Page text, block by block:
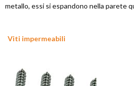
metallo, essi si espandono nella parete
Viti impermeabili